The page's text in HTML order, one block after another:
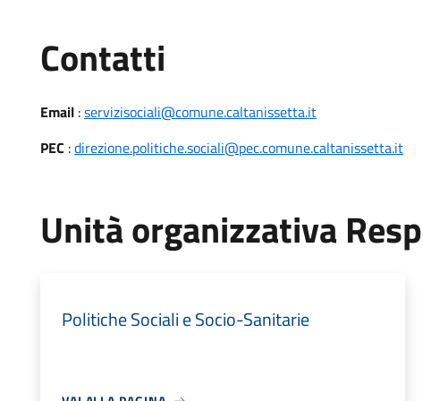
Contatti
Email:servizisociali@comune.caltanissetta.it
PEC :direzione.politiche.sociali@pec.comune.caltanissetta.it
Unità organizzativa
Politiche Sociali e Socio-Sanitarie